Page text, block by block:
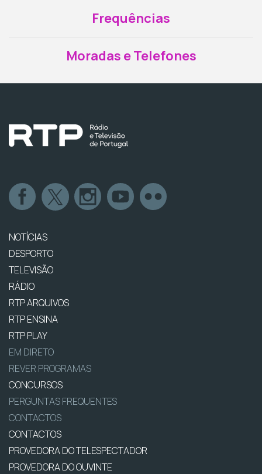
Frequências
Moradas e Telefones
NOTÍCIAS
DESPORTO
TELEVISÃO
RÁDIO
RTP ARQUIVOS
RTP ENSINA
RTP PLAY
EM DIRETO
REVER PROGRAMAS
CONCURSOS
PERGUNTAS FREQUENTES
CONTACTOS
CONTACTOS
PROVEDORA DO TELESPECTADOR
PROVEDORA DO OUVINTE